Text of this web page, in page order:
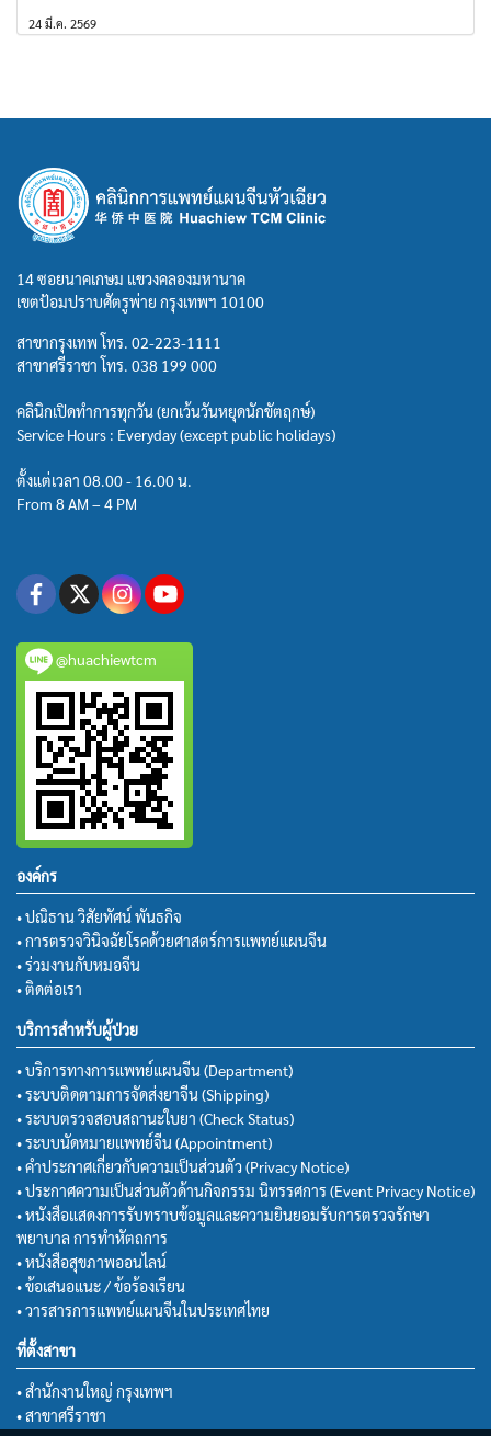
24 มี.ค. 2569
14 ซอยนาคเกษม แขวงคลองมหานาค
เขตป้อมปราบศัตรูพ่าย กรุงเทพฯ 10100
สาขากรุงเทพ โทร. 02-223-1111
สาขาศรีราชา โทร. 038 199 000
คลินิกเปิดทำการทุกวัน (ยกเว้นวันหยุดนักขัตฤกษ์)
Service Hours : Everyday (except public holidays)
ตั้งแต่เวลา 08.00 - 16.00 น.
From 8 AM – 4 PM
@huachiewtcm
องค์กร
• ปณิธาน วิสัยทัศน์ พันธกิจ
• การตรวจวินิจฉัยโรคด้วยศาสตร์การแพทย์แผนจีน
• ร่วมงานกับหมอจีน
• ติดต่อเรา
บริการสำหรับผู้ป่วย
• บริการทางการแพทย์แผนจีน (Department)
• ระบบติดตามการจัดส่งยาจีน (Shipping)
• ระบบตรวจสอบสถานะใบยา (Check Status)
• ระบบนัดหมายแพทย์จีน (Appointment)
• คำประกาศเกี่ยวกับความเป็นส่วนตัว (Privacy Notice)
• ประกาศความเป็นส่วนตัวด้านกิจกรรม นิทรรศการ (Event Privacy Notice)
• หนังสือแสดงการรับทราบข้อมูลและความยินยอมรับการตรวจรักษา
พยาบาล การทำหัตถการ
• หนังสือสุขภาพออนไลน์
• ข้อเสนอแนะ / ข้อร้องเรียน
• วารสารการแพทย์แผนจีนในประเทศไทย
ที่ตั้งสาขา
• สำนักงานใหญ่ กรุงเทพฯ
• สาขาศรีราชา